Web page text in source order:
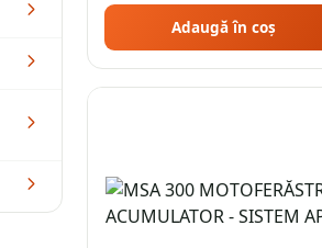
Adaugă în coș